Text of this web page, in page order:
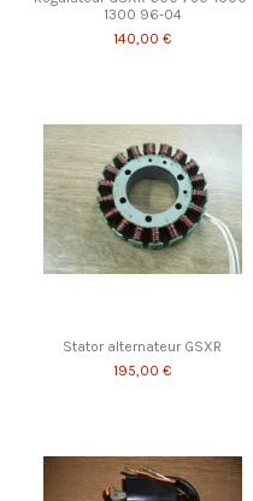
1300 96-04
140,00 €
Stator alternateur GSXR
195,00 €